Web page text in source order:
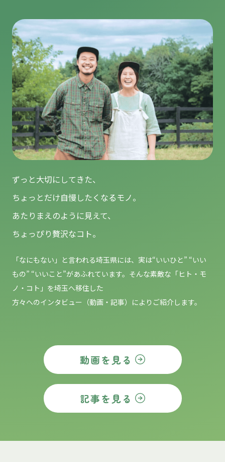
ずっと大切にしてきた、
ちょっとだけ自慢したくなるモノ。
あたりまえのように見えて、
ちょっぴり贅沢なコト。
「なにもない」と言われる埼玉県には、実は“いいひと” “いい
もの” “いいこと”があふれています。そんな素敵な「ヒト・モ
ノ・コト」を埼玉へ移住した
方々へのインタビュー（動画・記事）によりご紹介します。
動画を見る
記事を見る